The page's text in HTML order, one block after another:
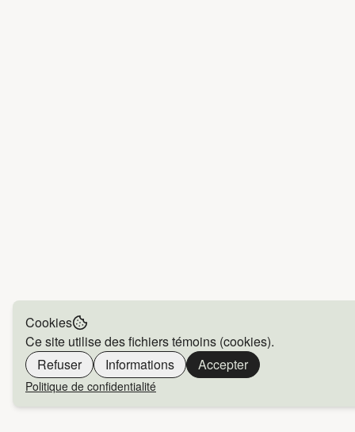
Cookies
Ce site utilise des fichiers témoins (cookies).
Refuser
Informations Accepter
Politique de confidentialité